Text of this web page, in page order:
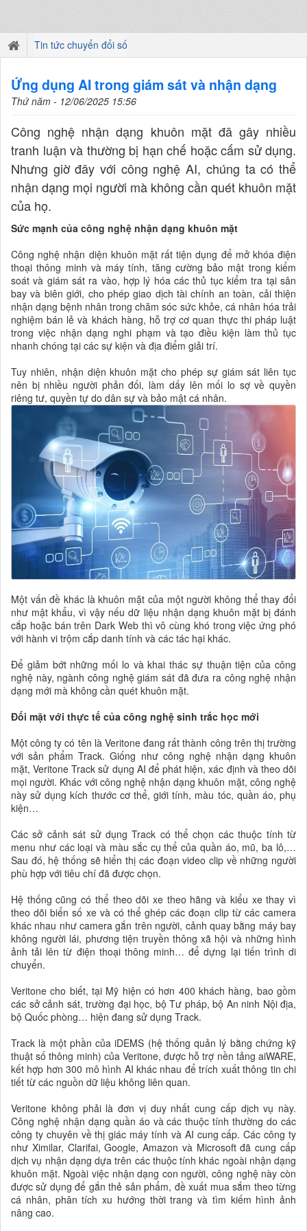
Tin tức chuyển đổi số
Ứng dụng AI trong giám sát và nhận dạng
Thứ năm - 12/06/2025 15:56
Công nghệ nhận dạng khuôn mặt đã gây nhiều
tranh luận và thường bị hạn chế hoặc cấm sử dụng.
Nhưng giờ đây với công nghệ AI, chúng ta có thể
nhận dạng mọi người mà không cần quét khuôn mặt
của họ.
Sức mạnh của công nghệ nhận dạng khuôn mặt
Công nghệ nhận diện khuôn mặt rất tiện dụng để mở khóa điện
thoại thông minh và máy tính, tăng cường bảo mật trong kiểm
soát và giám sát ra vào, hợp lý hóa các thủ tục kiểm tra tại sân
bay và biên giới, cho phép giao dịch tài chính an toàn, cải thiện
nhận dạng bệnh nhân trong chăm sóc sức khỏe, cá nhân hóa trải
nghiệm bán lẻ và khách hàng, hỗ trợ cơ quan thực thi pháp luật
trong việc nhận dạng nghi phạm và tạo điều kiện làm thủ tục
nhanh chóng tại các sự kiện và địa điểm giải trí.
Tuy nhiên, nhận diện khuôn mặt cho phép sự giám sát liên tục
nên bị nhiều người phản đối, làm dấy lên mối lo sợ về quyền
riêng tư, quyền tự do dân sự và bảo mật cá nhân.
Một vấn đề khác là khuôn mặt của một người không thể thay đổi
như mật khẩu, vì vậy nếu dữ liệu nhận dạng khuôn mặt bị đánh
cắp hoặc bán trên Dark Web thì vô cùng khó trong việc ứng phó
với hành vi trộm cắp danh tính và các tác hại khác.
Để giảm bớt những mối lo và khai thác sự thuận tiện của công
nghệ này, ngành công nghệ giám sát đã đưa ra công nghệ nhận
dạng mới mà không cần quét khuôn mặt.
Đối mặt với thực tế của công nghệ sinh trắc học mới
Một công ty có tên là Veritone đang rất thành công trên thị trường
với sản phẩm Track. Giống như công nghệ nhận dạng khuôn
mặt, Veritone Track sử dụng AI để phát hiện, xác định và theo dõi
mọi người. Khác với công nghệ nhận dạng khuôn mặt, công nghệ
này sử dụng kích thước cơ thể, giới tính, màu tóc, quần áo, phụ
kiện…
Các sở cảnh sát sử dụng Track có thể chọn các thuộc tính từ
menu như các loại và màu sắc cụ thể của quần áo, mũ, ba lô,…
Sau đó, hệ thống sẽ hiển thị các đoạn video clip về những người
phù hợp với tiêu chí đã được chọn.
Hệ thống cũng có thể theo dõi xe theo hãng và kiểu xe thay vì
theo dõi biển số xe và có thể ghép các đoạn clip từ các camera
khác nhau như camera gắn trên người, cảnh quay bằng máy bay
không người lái, phương tiện truyền thông xã hội và những hình
ảnh tải lên từ điện thoại thông minh… để dựng lại tiến trình di
chuyển.
Veritone cho biết, tại Mỹ hiện có hơn 400 khách hàng, bao gồm
các sở cảnh sát, trường đại học, bộ Tư pháp, bộ An ninh Nội địa,
bộ Quốc phòng… hiện đang sử dụng Track.
Track là một phần của iDEMS (hệ thống quản lý bằng chứng kỹ
thuật số thông minh) của Veritone, được hỗ trợ nền tảng aiWARE,
kết hợp hơn 300 mô hình AI khác nhau để trích xuất thông tin chi
tiết từ các nguồn dữ liệu không liên quan.
Veritone không phải là đơn vị duy nhất cung cấp dịch vụ này.
Công nghệ nhận dạng quần áo và các thuộc tính thường do các
công ty chuyên về thị giác máy tính và AI cung cấp. Các công ty
như Ximilar, Clarifai, Google, Amazon và Microsoft đã cung cấp
dịch vụ nhận dạng dựa trên các thuộc tính khác ngoài nhận dạng
khuôn mặt. Ngoài việc nhận dạng con người, công nghệ này còn
được sử dụng để gắn thẻ sản phẩm, đề xuất mua sắm theo từng
cá nhân, phân tích xu hướng thời trang và tìm kiếm hình ảnh
nâng cao.